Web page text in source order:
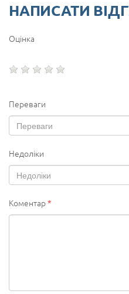
НАПИСАТИ
Оцінка
Переваги
Недоліки
Коментар*